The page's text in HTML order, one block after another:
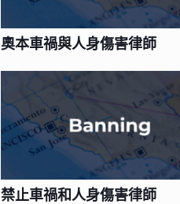
奧本車禍與人身傷害律師
禁止車禍和人身傷害律師